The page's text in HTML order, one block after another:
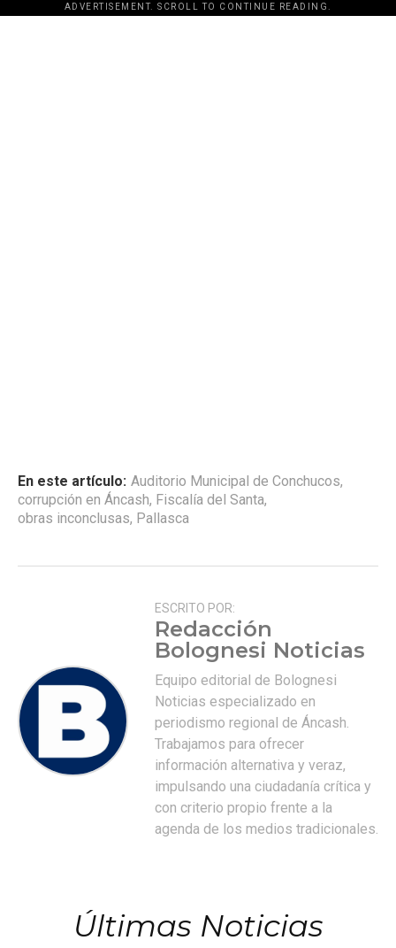
ADVERTISEMENT. SCROLL TO CONTINUE READING.
En este artículo: Auditorio Municipal de Conchucos,
corrupción en Áncash, Fiscalía del Santa,
obras inconclusas, Pallasca
ESCRITO POR:
Redacción
Bolognesi Noticias
Equipo editorial de Bolognesi
Noticias especializado en
periodismo regional de Áncash.
Trabajamos para ofrecer
información alternativa y veraz,
impulsando una ciudadanía crítica y
con criterio propio frente a la
agenda de los medios tradicionales.
Últimas Noticias